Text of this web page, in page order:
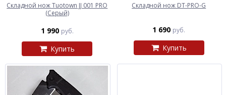
Складной нож Tuotown JJ 001 PRO
(Серый)
1 990 руб.
Купить
Складной нож DT-PRO-G
1 690 руб.
Купить